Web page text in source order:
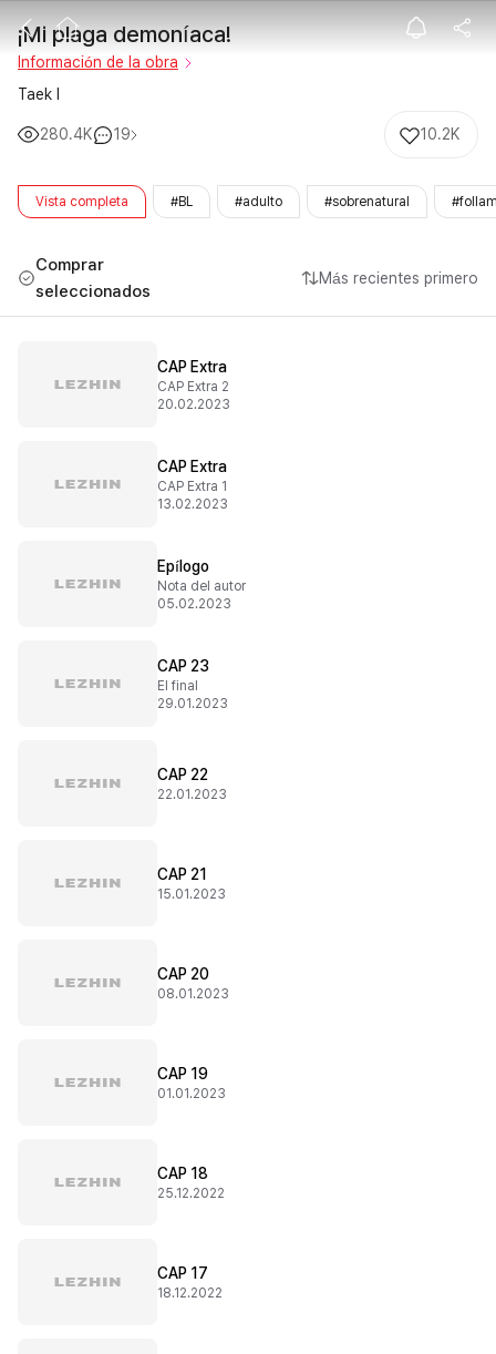
¡Mi plaga
¡Mi plaga demoníaca!
Información de la obra
Taek I
280.4K 19 10.2K
Vista completa #BL #adulto #sobrenatural
Comprar
seleccionados
Más recientes primero
CAP Extra
CAP Extra 2
20.02.2023
CAP Extra
CAP Extra 1
13.02.2023
Epílogo
Nota del autor
05.02.2023
CAP 23
El final
29.01.2023
CAP 22
22.01.2023
CAP 21
15.01.2023
CAP 20
08.01.2023
CAP 19
01.01.2023
CAP 18
25.12.2022
CAP 17
18.12.2022